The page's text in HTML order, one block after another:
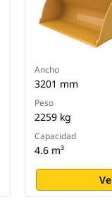
Ancho
3201 mm
Peso
2259 kg
Capacidad
4.6 m³